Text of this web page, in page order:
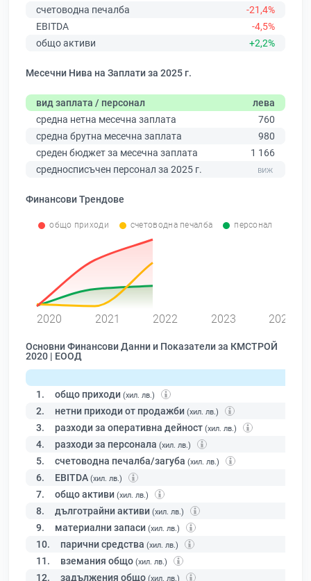
счетоводна печалба
-21,4%
EBITDA
-4,5%
общо активи
+2,2%
Месечни Нива на Заплати за 2025 г.
вид заплата / персонал
лева
средна нетна месечна заплата
760
средна брутна месечна заплата
980
среден бюджет за месечна заплата
1 166
средносписъчен персонал за 2025 г.
Финансови Трендове
общо приходи счетоводна печалба персонал
2020 2021 2022 2023 2024
Основни Финансови Данни и Показатели за КМСТРОЙ
2020 | ЕООД
1. общо приходи (хил. лв.)
2. нетни приходи от продажби (хил. лв.)
3. разходи за оперативна дейност (хил. лв.)
4. разходи за персонала (хил. лв.)
5. счетоводна печалба/загуба (хил. лв.)
6. EBITDA (хил. лв.)
7. общо активи (хил. лв.)
8. дълготрайни активи (хил. лв.)
9. материални запаси (хил. лв.)
10. парични средства (хил. лв.)
11. вземания общо (хил. лв.)
12. задължения общо (хил. лв.)